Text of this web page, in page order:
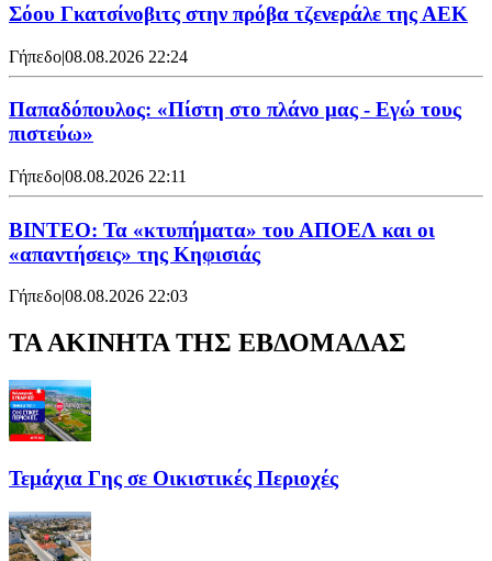
Σόου Γκατσίνοβιτς στην πρόβα τζενεράλε της ΑΕΚ
Γήπεδο|08.08.2026 22:24
Παπαδόπουλος: «Πίστη στο πλάνο μας - Εγώ τους
πιστεύω»
Γήπεδο|08.08.2026 22:11
ΒΙΝΤΕΟ: Τα «κτυπήματα» του ΑΠΟΕΛ και οι
«απαντήσεις» της Κηφισιάς
Γήπεδο08.08.2026 22:03
ΤΑ ΑΚΙΝΗΤΑ ΤΗΣ ΕΒΔΟΜΑΔΑΣ
Τεμάχια Γης σε Οικιστικές Περιοχές